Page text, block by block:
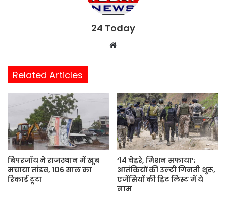
24 Today
i
t
e
Related Articles
बिपरजॉय ने राजस्थान में खूब
मचाया तांडव, 106 साल का
रिकार्ड टूटा
‘14 चेहरे, मिशन सफाया’;
आतंकियों की उल्टी गिनती शुरू,
एजेंसियों की हिट लिस्ट में ये
नाम